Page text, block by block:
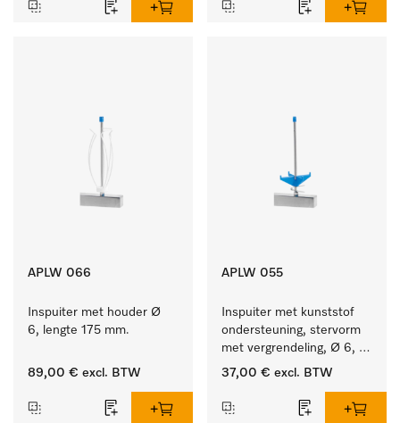
APLW 066
Inspuiter met houder Ø
6, lengte 175 mm.
89,00 € excl. BTW
APLW 055
Inspuiter met kunststof
ondersteuning, stervorm
met vergrendeling, Ø 6,
lengte 175 mm.
37,00 € excl. BTW